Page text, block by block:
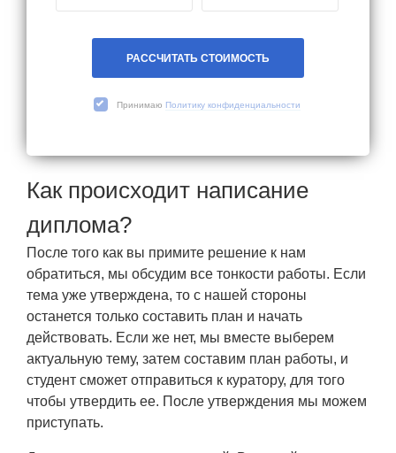
РАССЧИТАТЬ СТОИМОСТЬ
Принимаю Политику конфиденциальности
Как происходит написание
диплома?
После того как вы примите решение к нам
обратиться, мы обсудим все тонкости работы. Если
тема уже утверждена, то с нашей стороны
останется только составить план и начать
действовать. Если же нет, мы вместе выберем
актуальную тему, затем составим план работы, и
студент сможет отправиться к куратору, для того
чтобы утвердить ее. После утверждения мы можем
приступать.